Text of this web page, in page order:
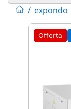
/ expondo
Offerta